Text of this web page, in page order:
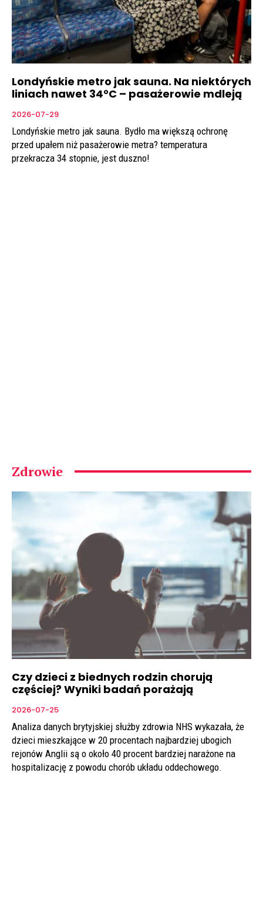
Londyńskie metro jak sauna. Na niektórych
liniach nawet 34°C – pasażerowie mdleją
2026-07-29
Londyńskie metro jak sauna. Bydło ma większą ochronę
przed upałem niż pasażerowie metra? temperatura
przekracza 34 stopnie, jest duszno!
Zdrowie
Czy dzieci z biednych rodzin chorują
częściej? Wyniki badań porażają
2026-07-25
Analiza danych brytyjskiej służby zdrowia NHS wykazała, że
dzieci mieszkające w 20 procentach najbardziej ubogich
rejonów Anglii są o około 40 procent bardziej narażone na
hospitalizację z powodu chorób układu oddechowego.